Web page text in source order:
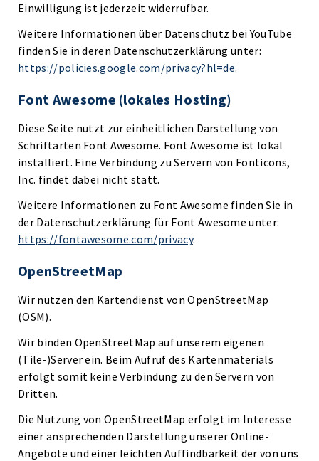
Einwilligung ist jederzeit widerrufbar.
Weitere Informationen über Datenschutz bei YouTube
finden Sie in deren Datenschutzerklärung unter:
https://policies.google.com/privacy?hl=de.
Font Awesome (lokales Hosting)
Diese Seite nutzt zur einheitlichen Darstellung von
Schriftarten Font Awesome. Font Awesome ist lokal
installiert. Eine Verbindung zu Servern von Fonticons,
Inc. findet dabei nicht statt.
Weitere Informationen zu Font Awesome finden Sie in
der Datenschutzerklärung für Font Awesome unter:
https://fontawesome.com/privacy.
OpenStreetMap
Wir nutzen den Kartendienst von OpenStreetMap
(OSM).
Wir binden OpenStreetMap auf unserem eigenen
(Tile-)Server ein. Beim Aufruf des Kartenmaterials
erfolgt somit keine Verbindung zu den Servern von
Dritten.
Die Nutzung von OpenStreetMap erfolgt im Interesse
einer ansprechenden Darstellung unserer Online-
Angebote und einer leichten Auffindbarkeit der von uns